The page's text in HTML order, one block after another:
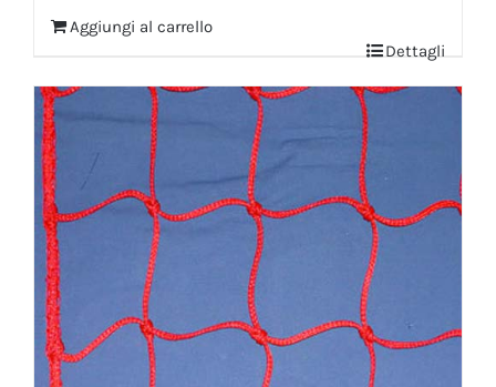
Aggiungi al carrello
Dettagli